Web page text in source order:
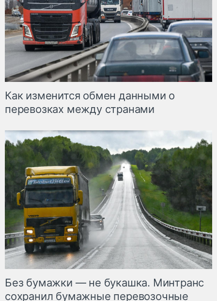
Как изменится обмен данными о
перевозках между странами
Без бумажки — не букашка. Минтранс
сохранил бумажные перевозочные